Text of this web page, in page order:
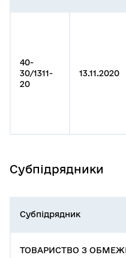
40-
30/1311-
20
13.11.2020
Субпідрядники
Субпідрядник
ТОВАРИСТВО З